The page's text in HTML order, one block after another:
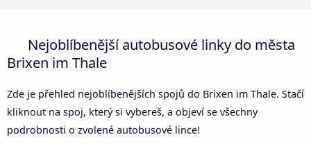
Nejoblíbenější autobusové linky do města
Brixen im Thale
Zde je přehled nejoblíbenějších spojů do Brixen im Thale. Stačí
kliknout na spoj, který si vybereš, a objeví se všechny
podrobnosti o zvolené autobusové lince!